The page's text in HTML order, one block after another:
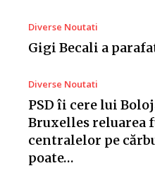
Diverse Noutati
Gigi Becali a
Diverse Noutati
PSD îi cere lui
Bruxelles reluarea
centralelor pe
poate…